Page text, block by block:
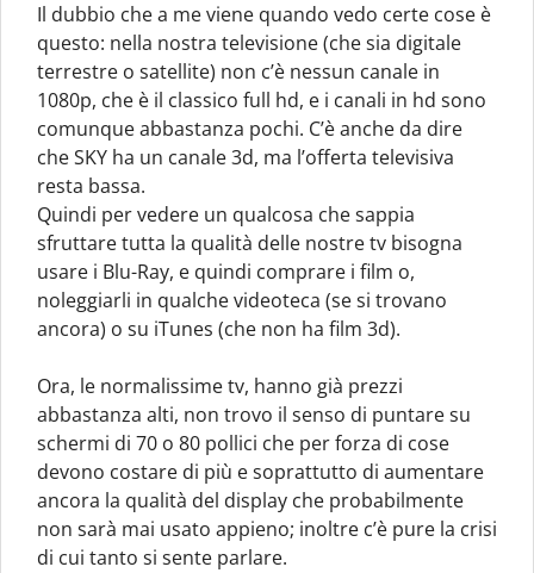
Il dubbio che a me viene quando vedo certe cose è
questo: nella nostra televisione (che sia digitale
terrestre o satellite) non c’è nessun canale in
1080p, che è il classico full hd, e i canali in hd sono
comunque abbastanza pochi. C’è anche da dire
che SKY ha un canale 3d, ma l’offerta televisiva
resta bassa.
Quindi per vedere un qualcosa che sappia
sfruttare tutta la qualità delle nostre tv bisogna
usare i Blu-Ray, e quindi comprare i film o,
noleggiarli in qualche videoteca (se si trovano
ancora) o su iTunes (che non ha film 3d).
Ora, le normalissime tv, hanno già prezzi
abbastanza alti, non trovo il senso di puntare su
schermi di 70 o 80 pollici che per forza di cose
devono costare di più e soprattutto di aumentare
ancora la qualità del display che probabilmente
non sarà mai usato appieno; inoltre c’è pure la crisi
di cui tanto si sente parlare.